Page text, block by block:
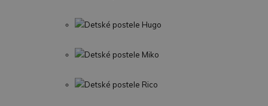
Detské postele Hugo
Detské postele Miko
Detské postele Rico